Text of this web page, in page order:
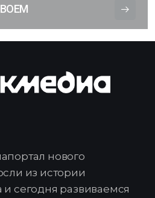
нового
из истории
сегодня развиваемся